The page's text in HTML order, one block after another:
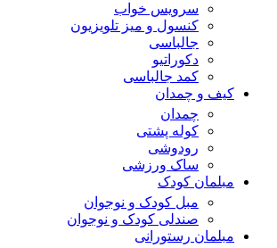
سرویس خواب
کنسول و میز تلویزیون
جالباسی
دکوراتیو
کمد جالباسی
کیف و چمدان
چمدان
کوله پشتی
رودوشی
ساک ورزشی
مبلمان کودک
مبل کودک و نوجوان
صندلی کودک و نوجوان
مبلمان رستورانی